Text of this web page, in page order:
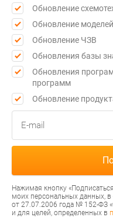
Обновление
Обновление моделей
Обновление ЧЗВ
Обновления базы
Обновления
программ
Обновление
Нажимая кнопку
моих персональных данных,
от 27.07.2006 года № 152-ФЗ
и для целей, определенных в